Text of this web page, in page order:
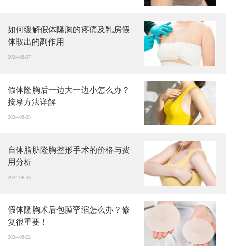
如何缓解假体隆胸的疼痛及乳房假
体取出的副作用
2024-08-27
假体隆胸后一边大一边小怎么办？
按摩方法详解
2024-08-26
自体脂肪隆胸整形手术的价格与费
用分析
2024-08-26
假体隆胸术后包膜挛缩怎么办？修
复很重要！
2024-08-22